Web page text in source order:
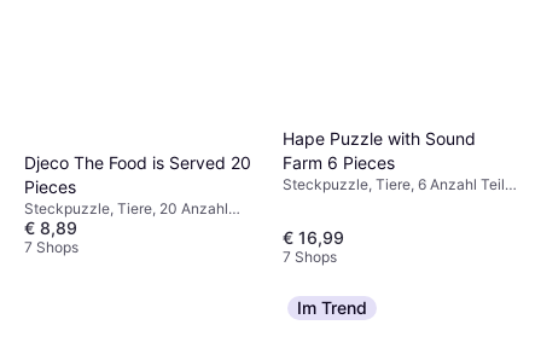
Djeco The Food is Served 20
Pieces
Steckpuzzle, Tiere, 20 Anzahl
Teile
€ 8,89
7 Shops
Hape Puzzle with Sound
Farm 6 Pieces
Steckpuzzle, Tiere, 6 Anzahl Teile,
€ 16,99
7 Shops
Im Trend